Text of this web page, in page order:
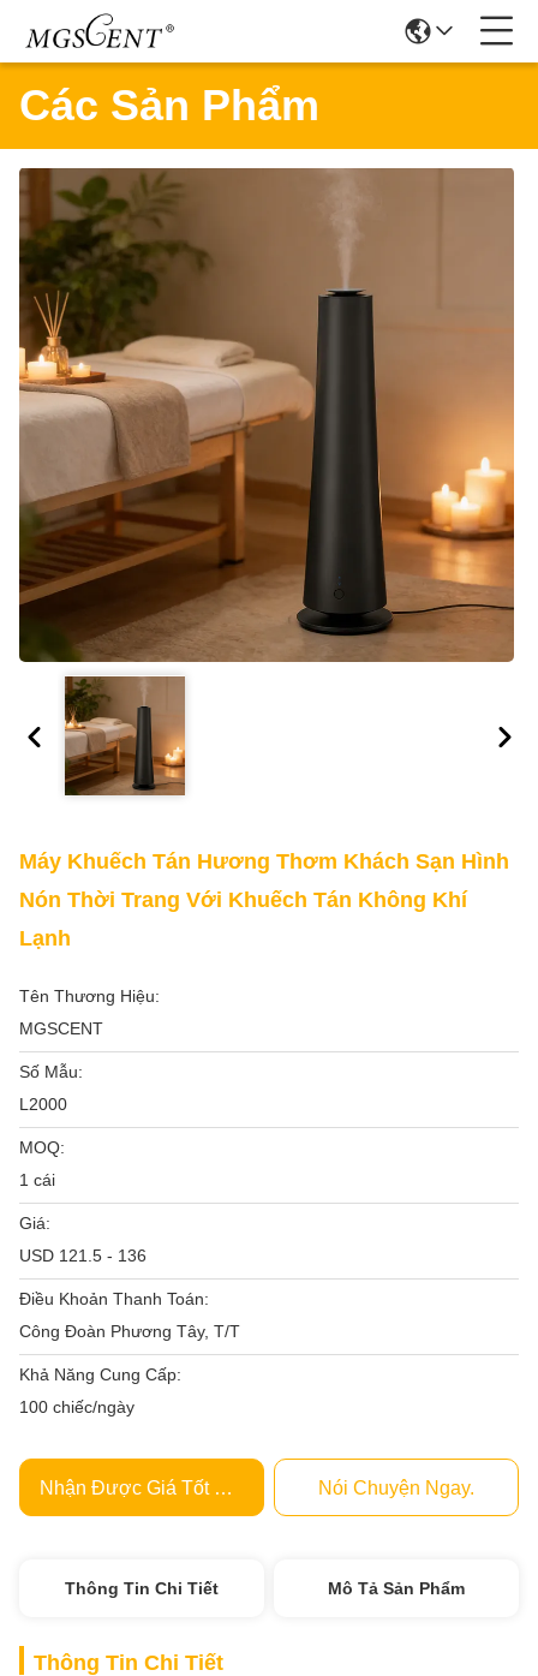
Các Sản Phẩm
Máy Khuếch Tán Hương Thơm Khách Sạn Hình
Nón Thời Trang Với Khuếch Tán Không Khí
Lạnh
Tên Thương Hiệu:
MGSCENT
Số Mẫu:
L2000
MOQ:
1 cái
Giá:
USD 121.5 - 136
Điều Khoản Thanh Toán:
Công Đoàn Phương Tây, T/T
Khả Năng Cung Cấp:
100 chiếc/ngày
Nhận Được Giá Tốt Nhất Nói Chuyện Ngay.
Thông Tin Chi Tiết Mô Tả Sản Phẩm
Thông Tin Chi Tiết